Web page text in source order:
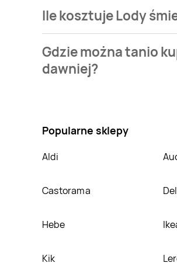
Ile kosztuje Lody
promocji już od 13,89 zł.
dawniej kosztuje aktualnie 13,89
Gdzie można tanio
dawniej?
Popularne sklepy
Aldi
Castorama
Hebe
Kik